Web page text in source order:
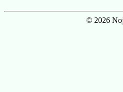
© 2026